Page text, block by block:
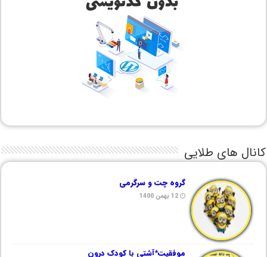
کانال های طلایی
گروه چت و سرگرمی
12 بهمن 1400
موفقیت*آشتی با کودک درون